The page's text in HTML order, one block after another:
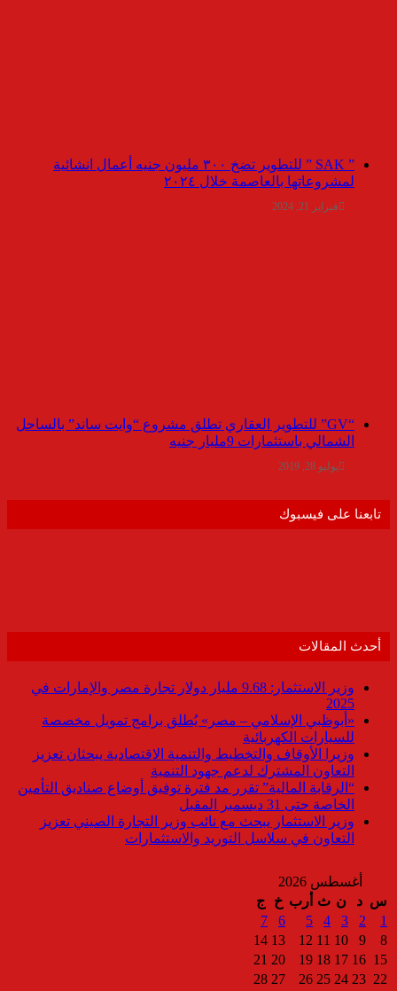
” SAK ” للتطوير تضخ ٣٠٠ مليون جنيه أعمال انشائية
لمشروعاتها بالعاصمة خلال ٢٠٢٤
فبراير 21, 2024
“GV” للتطوير العقاري تطلق مشروع “وايت ساند” بالساحل
الشمالي باستثمارات 9مليار جنيه
يوليو 28, 2019
تابعنا على فيسبوك
أحدث المقالات
وزير الاستثمار: 9.68 مليار دولار تجارة مصر والإمارات في
2025
«أبوظبي الإسلامي – مصر» يُطلق برامج تمويل مخصصة
للسيارات الكهربائية
وزيرا الأوقاف والتخطيط والتنمية الاقتصادية يبحثان تعزيز
التعاون المشترك لدعم جهود التنمية
“الرقابة المالية” تقرر مد فترة توفيق أوضاع صناديق التأمين
الخاصة حتى 31 ديسمبر المقبل
وزير الاستثمار يبحث مع نائب وزير التجارة الصيني تعزيز
التعاون في سلاسل التوريد والاستثمارات
أغسطس 2026
س د ن ث أرب خ
ج
1
2
3
4
5
6
7
8
9
10
11
12
13
14
15
16
17
18
19
20
21
22
23
24
25
26
27
28